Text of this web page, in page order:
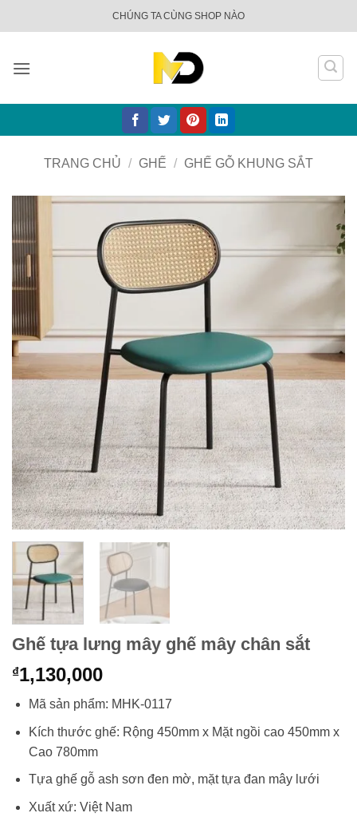
qua
dung
CHÚNG TA CÙNG SHOP NÀO
TRANG CHỦ / GHẾ / GHẾ GỖ KHUNG SẮT
Ghế tựa lưng mây ghế mây chân sắt
₫1,130,000
Mã sản phẩm: MHK-0117
Kích thước ghế: Rộng 450mm x Mặt ngồi cao 450mm x
Cao 780mm
Tựa ghế gỗ ash sơn đen mờ, mặt tựa đan mây lưới
Xuất xứ: Việt Nam